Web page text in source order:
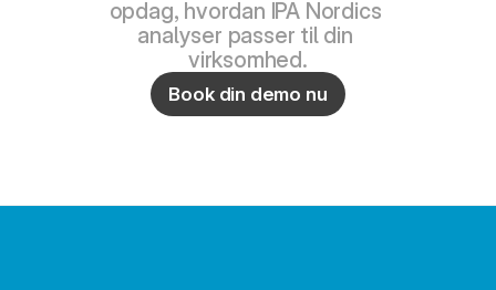
opdag, hvordan IPA Nordics
analyser passer til din
virksomhed.
Book din demo nu